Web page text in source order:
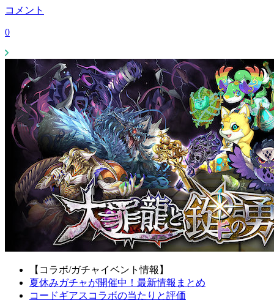
コメント
0
【コラボ/ガチャイベント情報】
夏休みガチャが開催中！最新情報まとめ
コードギアスコラボの当たりと評価